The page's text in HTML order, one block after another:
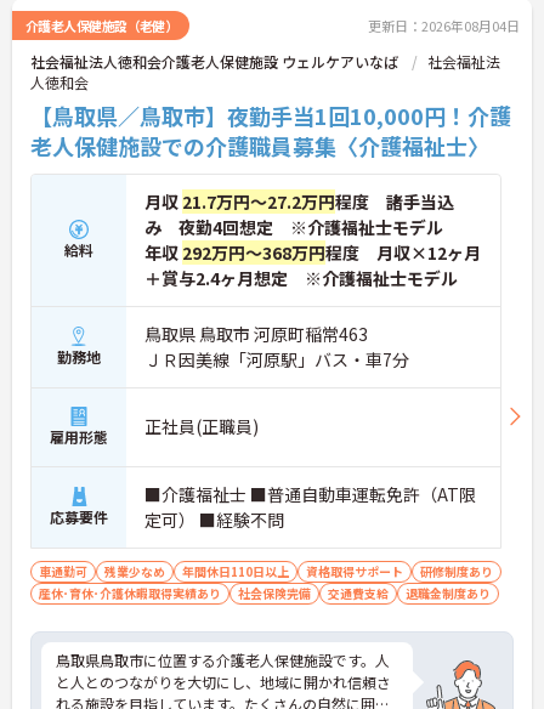
介護老人保健施設（老健） 更新日：2026年08月04日
社会福祉法人徳和会介護老人保健施設 ウェルケアいなば
社会福祉法
人徳和会
【鳥取県／鳥取市】夜勤手当1回10,000円！介護
老人保健施設での介護職員募集〈介護福祉士〉
給料
月収 21.7万円～27.2万円程度 諸手当込
み 夜勤4回想定 ※介護福祉士モデル
年収 292万円～368万円程度 月収×12ヶ月
＋賞与2.4ヶ月想定 ※介護福祉士モデル
勤務地
鳥取県 鳥取市 河原町稲常463
ＪＲ因美線「河原駅」バス・車7分
雇用形態 正社員(正職員)
応募要件
■介護福祉士 ■普通自動車運転免許（AT限
定可） ■経験不問
車通勤可 残業少なめ 年間休日110日以上 資格取得サポート
研修制度あり
産休･育休･介護休暇取得実績あり
社会保険完備 交通費支給 退職金制度あり
鳥取県鳥取市に位置する介護老人保健施設です。人
と人とのつながりを大切にし、地域に開かれ信頼さ
れる施設を目指しています。たくさんの自然に囲ま